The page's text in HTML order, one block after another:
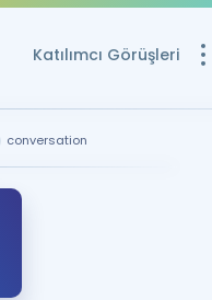
Katılımcı Görüşleri
Ücretsiz
conversation